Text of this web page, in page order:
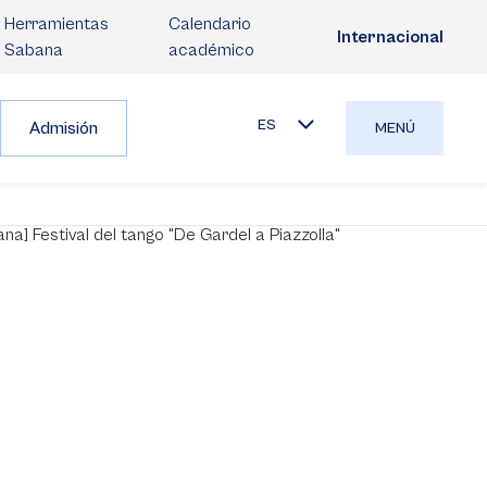
Herramientas
Sabana
Calendario
académico
Internacional
Admisión ES MENÚ